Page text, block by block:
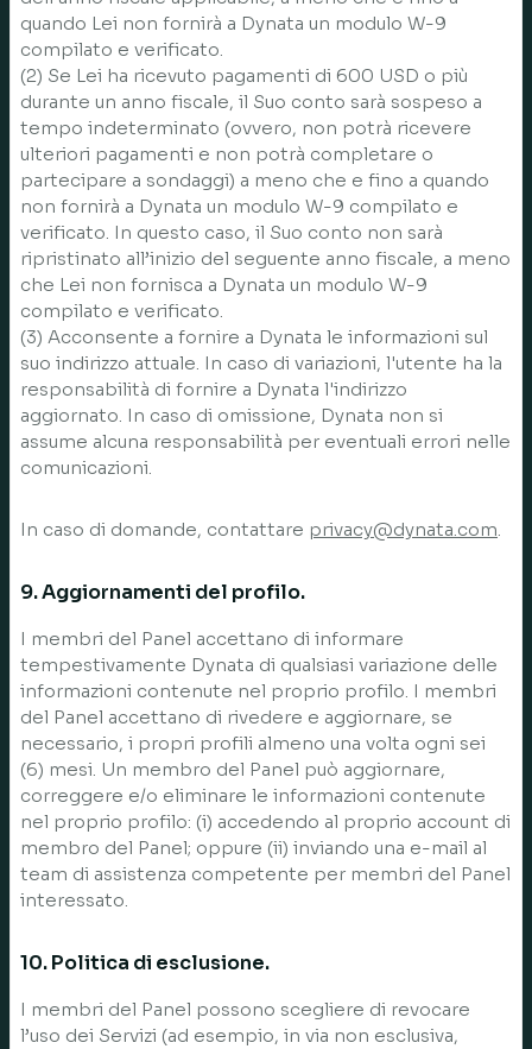
quando Lei non fornirà a Dynata un modulo W-9
compilato e verificato.
(2) Se Lei ha ricevuto pagamenti di 600 USD o più
durante un anno fiscale, il Suo conto sarà sospeso a
tempo indeterminato (ovvero, non potrà ricevere
ulteriori pagamenti e non potrà completare o
partecipare a sondaggi) a meno che e fino a quando
non fornirà a Dynata un modulo W-9 compilato e
verificato. In questo caso, il Suo conto non sarà
ripristinato all’inizio del seguente anno fiscale, a meno
che Lei non fornisca a Dynata un modulo W-9
compilato e verificato.
(3) Acconsente a fornire a Dynata le informazioni sul
suo indirizzo attuale. In caso di variazioni, l'utente ha la
responsabilità di fornire a Dynata l'indirizzo
aggiornato. In caso di omissione, Dynata non si
assume alcuna responsabilità per eventuali errori nelle
comunicazioni.
In caso di domande, contattare privacy@dynata.com.
9. Aggiornamenti del profilo.
I membri del Panel accettano di informare
tempestivamente Dynata di qualsiasi variazione delle
informazioni contenute nel proprio profilo. I membri
del Panel accettano di rivedere e aggiornare, se
necessario, i propri profili almeno una volta ogni sei
(6) mesi. Un membro del Panel può aggiornare,
correggere e/o eliminare le informazioni contenute
nel proprio profilo: (i) accedendo al proprio account di
membro del Panel; oppure (ii) inviando una e-mail al
team di assistenza competente per membri del Panel
interessato.
10. Politica di esclusione.
I membri del Panel possono scegliere di revocare
l’uso dei Servizi (ad esempio, in via non esclusiva,